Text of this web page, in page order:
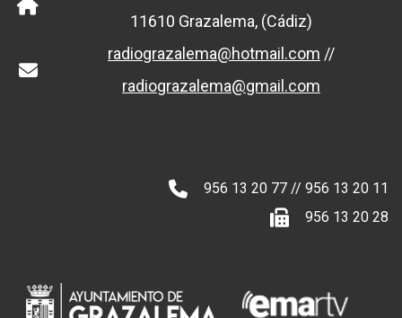
11610 Grazalema, (Cádiz)
radiograzalema@hotmail.com //
radiograzalema@gmail.com
956 13 20 77 // 956 13 20 11
956 13 20 28